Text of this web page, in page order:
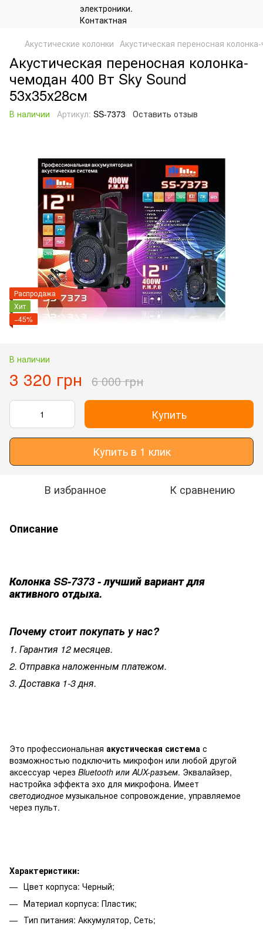
Акустические колонки Акустическая переносная
Акустическая переносная колонка-
чемодан 400 Вт Sky Sound
53х35х28см
В наличии Артикул: SS-7373 Оставить отзыв
Распродажа
Хит
−45%
В наличии
3 320 грн 6 000 грн
Купить
Купить в 1 клик
В избранное К сравнению
Описание
Колонка SS-7373 - лучший вариант для
активного отдыха.
Почему стоит покупать у нас?
1. Гарантия 12 месяцев.
2. Отправка наложенным платежом.
3. Доставка 1-3 дня.
Это профессиональная акустическая система с
возможностью подключить микрофон или любой другой
аксессуар через Bluetooth или AUX-разъем. Эквалайзер,
настройка эффекта эхо для микрофона. Имеет
светодиодное музыкальное сопровождение, управляемое
через пульт.
Характеристики:
Цвет корпуса: Черный;
Материал корпуса: Пластик;
Тип питания: Аккумулятор, Сеть;